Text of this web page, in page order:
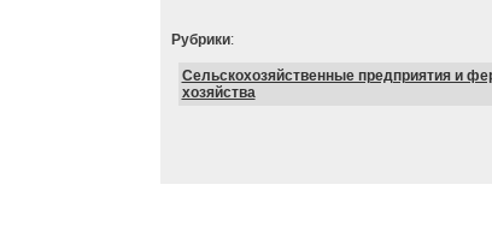
Рубрики:
Сельскохозяйственные предприятия и
хозяйства